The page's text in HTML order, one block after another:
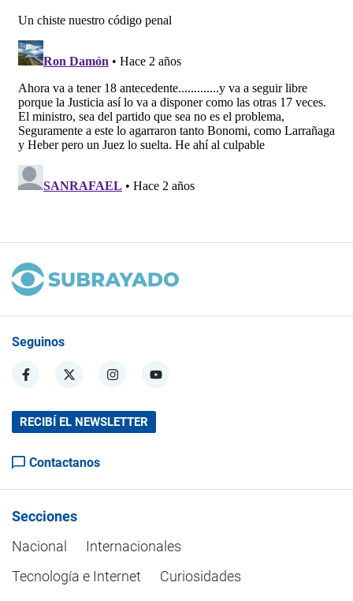
Seguinos
RECIBÍ EL NEWSLETTER
Contactanos
Secciones
Nacional
Internacionales
Tecnología e Internet
Curiosidades